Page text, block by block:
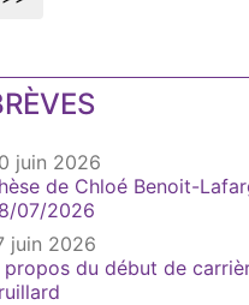
juin 2026
de Chloé Benoit-
07/2026
juin 2026
propos du début de